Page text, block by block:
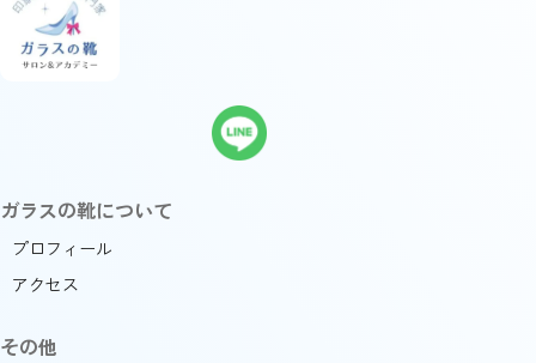
ガラスの靴について
プロフィール
アクセス
その他